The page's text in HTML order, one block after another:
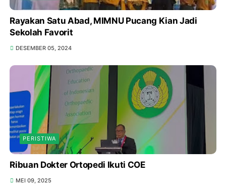
Rayakan Satu Abad, MIMNU Pucang Kian Jadi
Sekolah Favorit
DESEMBER 05, 2024
PERISTIWA
Ribuan Dokter Ortopedi Ikuti COE
MEI 09, 2025